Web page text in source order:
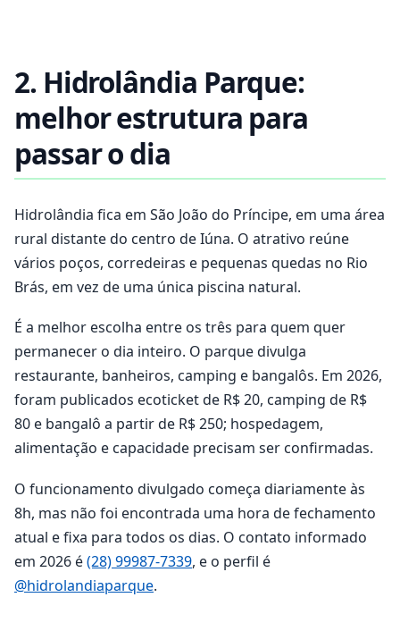
2. Hidrolândia Parque:
melhor estrutura para
passar o dia
Hidrolândia fica em São João do Príncipe, em uma área
rural distante do centro de Iúna. O atrativo reúne
vários poços, corredeiras e pequenas quedas no Rio
Brás, em vez de uma única piscina natural.
É a melhor escolha entre os três para quem quer
permanecer o dia inteiro. O parque divulga
restaurante, banheiros, camping e bangalôs. Em 2026,
foram publicados ecoticket de R$ 20, camping de R$
80 e bangalô a partir de R$ 250; hospedagem,
alimentação e capacidade precisam ser confirmadas.
O funcionamento divulgado começa diariamente às
8h, mas não foi encontrada uma hora de fechamento
atual e fixa para todos os dias. O contato informado
em 2026 é(28) 99987-7339, e o perfil é
@hidrolandiaparque.